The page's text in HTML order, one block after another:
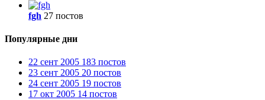
fgh 27 постов
Популярные дни
22 сент 2005 183 постов
23 сент 2005 20 постов
24 сент 2005 19 постов
17 окт 2005 14 постов